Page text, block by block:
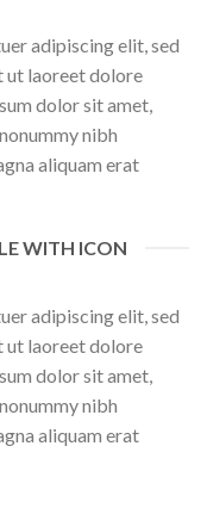
adipiscing elit, sed
ut laoreet dolore
dolor sit amet,
nibh
aliquam erat
WITH ICON
adipiscing elit, sed
ut laoreet dolore
dolor sit amet,
nibh
aliquam erat